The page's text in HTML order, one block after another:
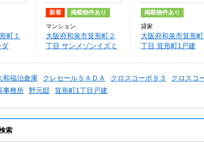
町１
ダ
新着 掲載物件あり
マンション
大阪府和泉市箕形町２
丁目 サンメゾンイズミ
掲載物件あり
貸家
大阪府和泉市箕形町
丁目 箕形町1戸建
和福治倉庫 クレセールＳＡＤＡ クロスコーポ９３ クロスコ
事務所 野元邸 箕形町1丁目戸建
索